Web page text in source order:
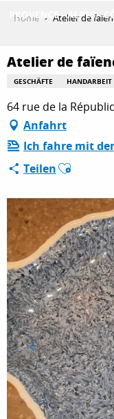
principal
ESPACE
Home Atelier de
Atelier de
GESCHÄFTE HANDARBEIT
64 rue de la
Anfahrt
Ich fahre mit
TeilenAjouter